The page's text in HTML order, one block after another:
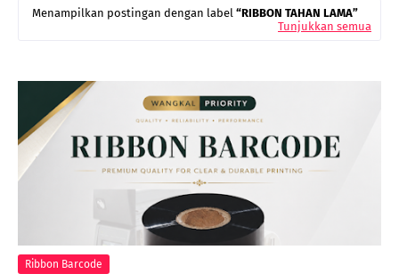
Menampilkan postingan dengan label RIBBON TAHAN LAMA
Tunjukkan semua
Ribbon Barcode